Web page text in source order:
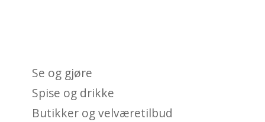
Se og gjøre
Spise og drikke
Butikker og velværetilbud